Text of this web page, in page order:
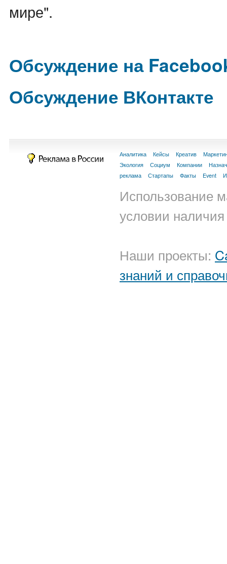
мире".
Обсуждение на
Обсуждение ВКонтакте
Аналитика Кейсы Креатив
Экология
Социум Компании
реклама
Стартапы Факты Event
Использование
условии
Наши проекты:
знаний и